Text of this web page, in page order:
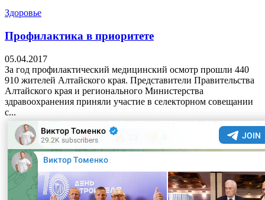
Здоровье
Профилактика в приоритете
05.04.2017
За год профилактический медицинский осмотр прошли 440
910 жителей Алтайского края. Представители Правительства
Алтайского края и регионального Министерства
здравоохранения приняли участие в селекторном совещании
с...